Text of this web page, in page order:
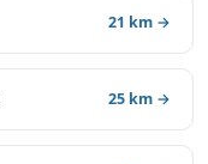
21 km →
25 km →